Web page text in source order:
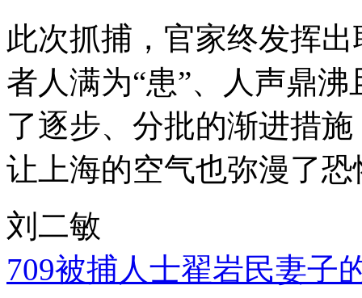
此次抓捕，官家终发挥
者人满为“患”、人声鼎
了逐步、分批的渐进措
让上海的空气也弥漫了
刘二敏
709被捕人士翟岩民妻子